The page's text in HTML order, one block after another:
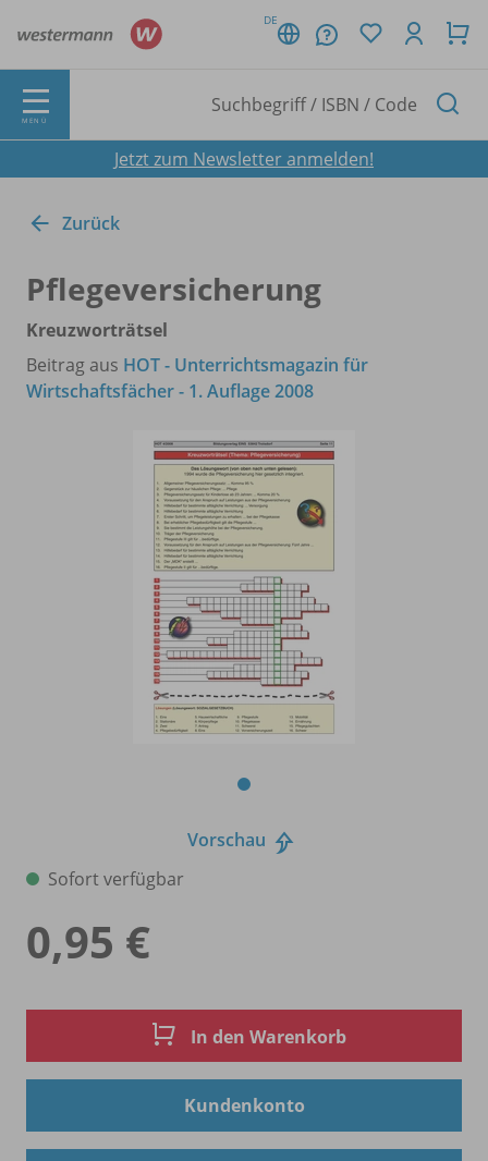
DE
MENÜ
Jetzt zum Newsletter anmelden!
Zurück
Pflegeversicherung
Kreuzworträtsel
Beitrag aus HOT - Unterrichtsmagazin für
Wirtschaftsfächer - 1. Auflage 2008
Vorschau
Sofort verfügbar
0,95 €
In den Warenkorb
Kundenkonto